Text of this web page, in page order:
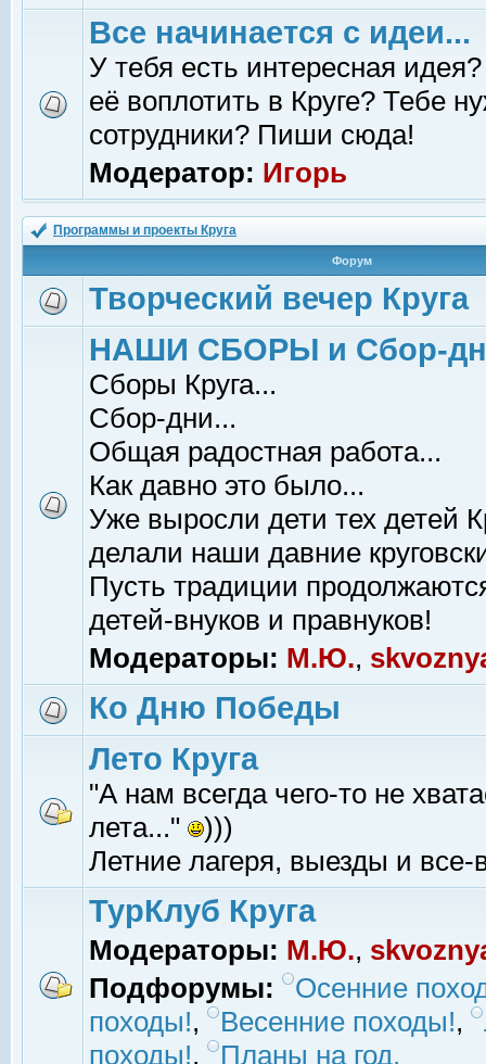
Все начинается с идеи...
У тебя есть интересная
её воплотить в Круге? Тебе
сотрудники? Пиши сюда!
Модератор: Игорь
Программы и проекты Круга
Форум
Творческий вечер Круга
НАШИ СБОРЫ и Сбор-
Сборы Круга...
Сбор-дни...
Общая радостная работа...
Как давно это было...
Уже выросли дети тех детей
делали наши давние
Пусть традиции
детей-внуков и правнуков!
Модераторы: М.Ю.,
Ко Дню Победы
Лето Круга
"А нам всегда чего-то не
лета..."
)))
Летние лагеря, выезды и все-
ТурКлуб Круга
Модераторы: М.Ю.,
Подфорумы:
Осенние
походы!, Весенние походы!,
походы!, Планы на год.